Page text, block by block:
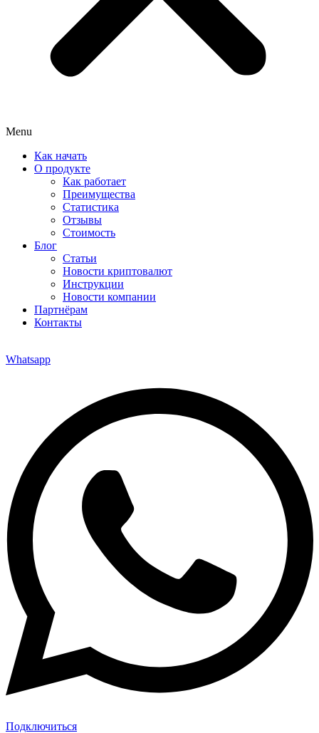
Menu
Как начать
О продукте
Как работает
Преимущества
Статистика
Отзывы
Стоимость
Блог
Статьи
Новости криптовалют
Инструкции
Новости компании
Партнёрам
Контакты
Whatsapp
Подключиться